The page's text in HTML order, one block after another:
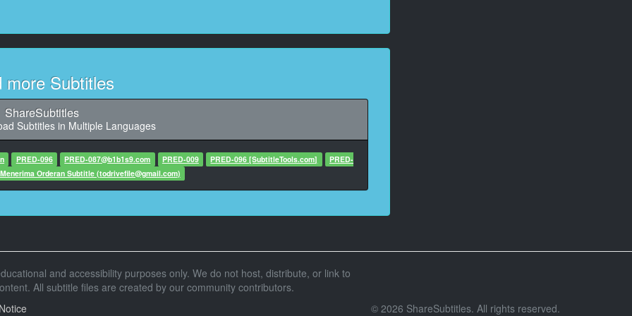
said: ก่อนที่เขาจะตัดสินใจหาที่อยู่ใหม่
said: ก็เลยจะมาอยู่บ้านเราก่อน
13
said: งั้นเหรอ เราก็แค่ให้เขามาอยู่ด้วยกันสินะ
Character said: ใช่แล้ว
15
17
said: เป็นความคิดที่ดีนะยูจัง
more Subtitles
ShareSubtitles
Subtitles in Multiple Languages
PRED-096 PRED-087@b1b1s9.com PRED-009 PRED-096 [SubtitleTools.com]
PRED-
Orderan Subtitle (todrivefile@gmail.com)
and accessibility purposes only. We do not host, distribute, or link to
All subtitle files are created by our community contributors.
© 2026 ShareSubtitles. All rights reserved.